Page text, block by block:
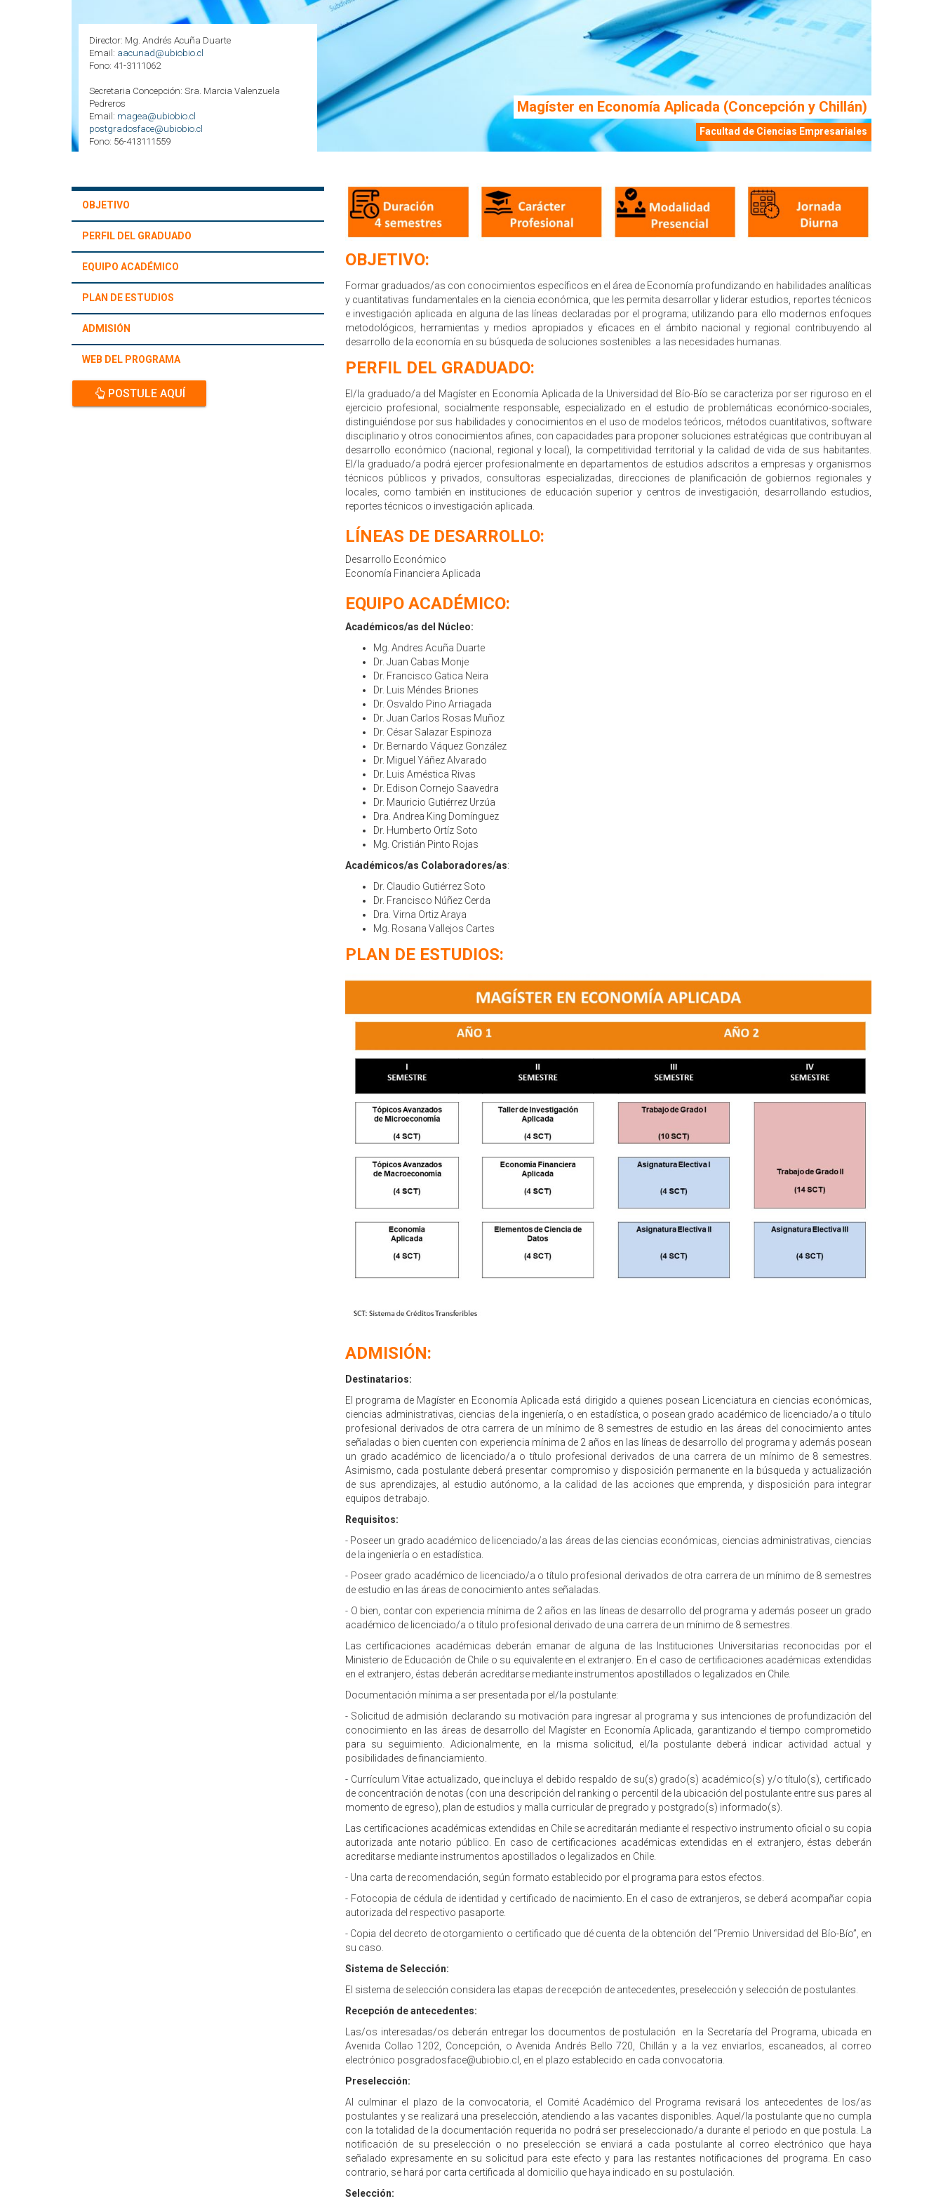
Magíster en Economía Aplicada (Concepción y Chillán)
Facultad de Ciencias Empresariales
Director: Mg. Andrés Acuña Duarte
Email: aacunad@ubiobio.cl
Fono: 41-3111062
Secretaria Concepción: Sra. Marcia Valenzuela
Pedreros
Email: magea@ubiobio.cl
postgradosface@ubiobio.cl
Fono: 56-413111559
OBJETIVO
PERFIL DEL GRADUADO
EQUIPO ACADÉMICO
PLAN DE ESTUDIOS
ADMISIÓN
WEB DEL PROGRAMA
POSTULE AQUÍ
OBJETIVO:
Formar graduados/as con conocimientos específicos en el área de Economía profundizando en habilidades analíticas
y cuantitativas fundamentales en la ciencia económica, que les permita desarrollar y liderar estudios, reportes técnicos
e investigación aplicada en alguna de las líneas declaradas por el programa; utilizando para ello modernos enfoques
metodológicos, herramientas y medios apropiados y eficaces en el ámbito nacional y regional contribuyendo al
desarrollo de la economía en su búsqueda de soluciones sostenibles a las necesidades humanas.
PERFIL DEL GRADUADO:
El/la graduado/a del Magíster en Economía Aplicada de la Universidad del Bío-Bío se caracteriza por ser riguroso en el
ejercicio profesional, socialmente responsable, especializado en el estudio de problemáticas económico-sociales,
distinguiéndose por sus habilidades y conocimientos en el uso de modelos teóricos, métodos cuantitativos, software
disciplinario y otros conocimientos afines, con capacidades para proponer soluciones estratégicas que contribuyan al
desarrollo económico (nacional, regional y local), la competitividad territorial y la calidad de vida de sus habitantes.
El/la graduado/a podrá ejercer profesionalmente en departamentos de estudios adscritos a empresas y organismos
técnicos públicos y privados, consultoras especializadas, direcciones de planificación de gobiernos regionales y
locales, como también en instituciones de educación superior y centros de investigación, desarrollando estudios,
reportes técnicos o investigación aplicada.
LÍNEAS DE DESARROLLO:
Desarrollo Económico
Economía Financiera Aplicada
EQUIPO ACADÉMICO:
Académicos/as del Núcleo:
Mg. Andres Acuña Duarte
Dr. Juan Cabas Monje
Dr. Francisco Gatica Neira
Dr. Luis Méndes Briones
Dr. Osvaldo Pino Arriagada
Dr. Juan Carlos Rosas Muñoz
Dr. César Salazar Espinoza
Dr. Bernardo Váquez González
Dr. Miguel Yáñez Alvarado
Dr. Luis Améstica Rivas
Dr. Edison Cornejo Saavedra
Dr. Mauricio Gutiérrez Urzúa
Dra. Andrea King Domínguez
Dr. Humberto Ortíz Soto
Mg. Cristián Pinto Rojas
Académicos/as Colaboradores/as:
Dr. Claudio Gutiérrez Soto
Dr. Francisco Núñez Cerda
Dra. Virna Ortiz Araya
Mg. Rosana Vallejos Cartes
PLAN DE ESTUDIOS:
ADMISIÓN:
Destinatarios:
El programa de Magíster en Economía Aplicada está dirigido a quienes posean Licenciatura en ciencias económicas,
ciencias administrativas, ciencias de la ingeniería, o en estadística, o posean grado académico de licenciado/a o título
profesional derivados de otra carrera de un mínimo de 8 semestres de estudio en las áreas del conocimiento antes
señaladas o bien cuenten con experiencia mínima de 2 años en las líneas de desarrollo del programa y además posean
un grado académico de licenciado/a o título profesional derivados de una carrera de un mínimo de 8 semestres.
Asimismo, cada postulante deberá presentar compromiso y disposición permanente en la búsqueda y actualización
de sus aprendizajes, al estudio autónomo, a la calidad de las acciones que emprenda, y disposición para integrar
equipos de trabajo.
Requisitos:
- Poseer un grado académico de licenciado/a las áreas de las ciencias económicas, ciencias administrativas, ciencias
de la ingeniería o en estadística.
- Poseer grado académico de licenciado/a o título profesional derivados de otra carrera de un mínimo de 8 semestres
de estudio en las áreas de conocimiento antes señaladas.
- O bien, contar con experiencia mínima de 2 años en las líneas de desarrollo del programa y además poseer un grado
académico de licenciado/a o título profesional derivado de una carrera de un mínimo de 8 semestres.
Las certificaciones académicas deberán emanar de alguna de las Instituciones Universitarias reconocidas por el
Ministerio de Educación de Chile o su equivalente en el extranjero. En el caso de certificaciones académicas extendidas
en el extranjero, éstas deberán acreditarse mediante instrumentos apostillados o legalizados en Chile.
Documentación mínima a ser presentada por el/la postulante:
- Solicitud de admisión declarando su motivación para ingresar al programa y sus intenciones de profundización del
conocimiento en las áreas de desarrollo del Magíster en Economía Aplicada, garantizando el tiempo comprometido
para su seguimiento. Adicionalmente, en la misma solicitud, el/la postulante deberá indicar actividad actual y
posibilidades de financiamiento.
- Currículum Vitae actualizado, que incluya el debido respaldo de su(s) grado(s) académico(s) y/o título(s), certificado
de concentración de notas (con una descripción del ranking o percentil de la ubicación del postulante entre sus pares al
momento de egreso), plan de estudios y malla curricular de pregrado y postgrado(s) informado(s).
Las certificaciones académicas extendidas en Chile se acreditarán mediante el respectivo instrumento oficial o su copia
autorizada ante notario público. En caso de certificaciones académicas extendidas en el extranjero, éstas deberán
acreditarse mediante instrumentos apostillados o legalizados en Chile.
- Una carta de recomendación, según formato establecido por el programa para estos efectos.
- Fotocopia de cédula de identidad y certificado de nacimiento. En el caso de extranjeros, se deberá acompañar copia
autorizada del respectivo pasaporte.
- Copia del decreto de otorgamiento o certificado que dé cuenta de la obtención del “Premio Universidad del Bío-Bío”, en
su caso.
Sistema de Selección:
El sistema de selección considera las etapas de recepción de antecedentes, preselección y selección de postulantes.
Recepción de antecedentes:
Las/os interesadas/os deberán entregar los documentos de postulación en la Secretaría del Programa, ubicada en
Avenida Collao 1202, Concepción, o Avenida Andrés Bello 720, Chillán y a la vez enviarlos, escaneados, al correo
electrónico posgradosface@ubiobio.cl, en el plazo establecido en cada convocatoria.
Preselección:
Al culminar el plazo de la convocatoria, el Comité Académico del Programa revisará los antecedentes de los/as
postulantes y se realizará una preselección, atendiendo a las vacantes disponibles. Aquel/la postulante que no cumpla
con la totalidad de la documentación requerida no podrá ser preseleccionado/a durante el periodo en que postula. La
notificación de su preselección o no preselección se enviará a cada postulante al correo electrónico que haya
señalado expresamente en su solicitud para este efecto y para las restantes notificaciones del programa. En caso
contrario, se hará por carta certificada al domicilio que haya indicado en su postulación.
Selección: